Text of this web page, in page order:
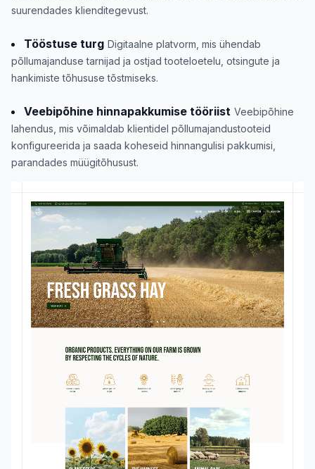
suurendades klienditegevust.
Tööstuse turg Digitaalne platvorm, mis ühendab
põllumajanduse tarnijad ja ostjad tooteloetelu, otsingute ja
hankimiste tõhususe tõstmiseks.
Veebipõhine hinnapakkumise tööriist Veebipõhine
lahendus, mis võimaldab klientidel põllumajandustooteid
konfigureerida ja saada koheseid hinnangulisi pakkumisi,
parandades müügitõhusust.